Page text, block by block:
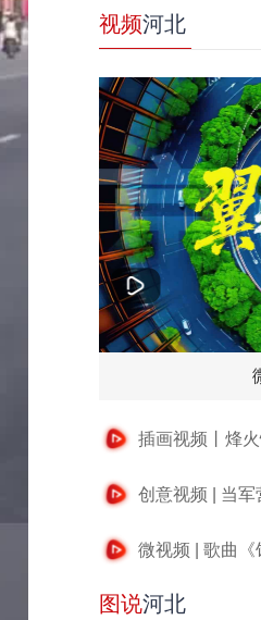
视频河北
插画视频丨烽
创意视频 | 当军
微视频 | 歌曲《
图说河北